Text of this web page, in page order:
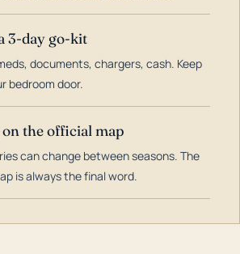
3-day go-kit
documents, chargers, cash. Keep
bedroom door.
the official map
can change between seasons. The
is always the final word.